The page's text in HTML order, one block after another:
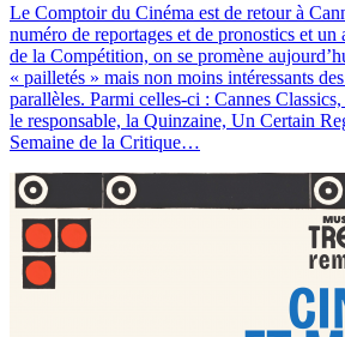
Le Comptoir du Cinéma est de retour à
numéro de reportages et de pronostics et
de la Compétition, on se promène
« pailletés » mais non moins intéressants
parallèles. Parmi celles-ci : Cannes
le responsable, la Quinzaine, Un Certain
Semaine de la Critique…